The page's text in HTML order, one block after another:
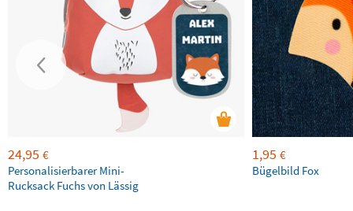
24,95 €
Personalisierbarer Mini-
Rucksack Fuchs von Lässig
1,95 €
Bügelbild Fox